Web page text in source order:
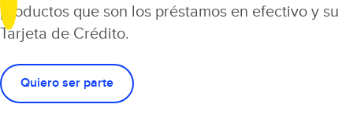
productos que son los préstamos en efectivo y su
Tarjeta de Crédito.
Quiero ser parte